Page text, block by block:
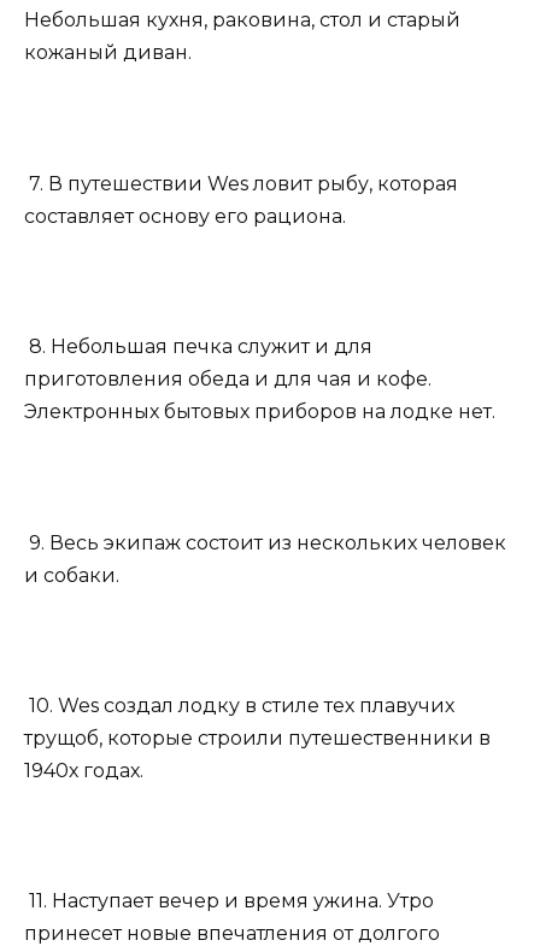
Небольшая кухня, раковина, стол и старый
кожаный диван.
7. В путешествии Wes ловит рыбу, которая
составляет основу его рациона.
8. Небольшая печка служит и для
приготовления обеда и для чая и кофе.
Электронных бытовых приборов на лодке нет.
9. Весь экипаж состоит из нескольких человек
и собаки.
10. Wes создал лодку в стиле тех плавучих
трущоб, которые строили путешественники в
1940х годах.
11. Наступает вечер и время ужина. Утро
принесет новые впечатления от долгого